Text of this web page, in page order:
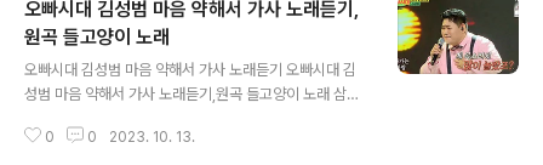
ch?v=ZG9KqdhHPJ8 넓은 벌 동쪽 끝으로 옛 이야기
지줄대는 실개천이 휘돌아 나가고 얼룩배기 황소가 해설피
금빛 게으른 울음을 우는 곳 그 곳이 차마 꿈엔들 잊힐리야
질화로에 재가 식어지면 비인 밭에 밤바람 소리 말을 달리
고 엷은 졸음에 겨운 늙으신 아버지가 짚베개를 돗아 고이
시는 곳 그 곳이 차마 꿈엔들 잊힐리야 흙에서 자란 내 마음
오빠시대 김성범 마음 약해서 가사 노래듣기,
원곡 들고양이 노래
오빠시대 김성범 마음 약해서 가사 노래듣기 오빠시대 김
성범 마음 약해서 가사 노래듣기,원곡 들고양이 노래 삼천
혼자서 길을가면 눈앞을 가려 뜨거운 눈물이 흘러내리네
0 0 2023. 10. 13.